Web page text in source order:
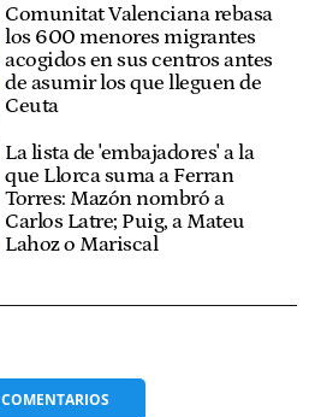
Comunitat Valenciana rebasa
los 600 menores migrantes
acogidos en sus centros antes
de asumir los que lleguen de
Ceuta
La lista de 'embajadores' a la
que Llorca suma a Ferran
Torres: Mazón nombró a
Carlos Latre; Puig, a Mateu
Lahoz o Mariscal
COMENTARIOS